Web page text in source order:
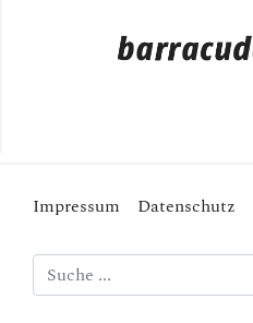
Impressum Datenschutz